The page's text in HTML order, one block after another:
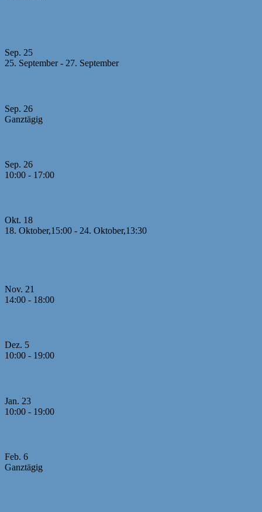
Sep. 25
25. September- 27. September
Sep. 26
Ganztägig
Sep. 26
10:00 - 17:00
Okt. 18
18. Oktober,15:00 - 24. Oktober,13:30
Nov. 21
14:00 - 18:00
Dez. 5
10:00 - 19:00
Jan. 23
10:00 - 19:00
Feb. 6
Ganztägig